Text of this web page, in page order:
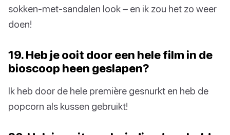
sokken-met-sandalen look – en ik zou het zo weer
doen!
19. Heb je ooit door een hele film in de
bioscoop heen geslapen?
Ik heb door de hele première gesnurkt en heb de
popcorn als kussen gebruikt!